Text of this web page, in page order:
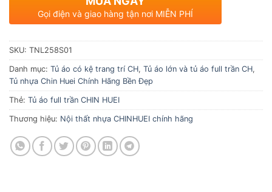
Gọi điện và giao hàng tận nơi MIỄN PHÍ
SKU: TNL258S01
Danh mục: Tủ áo có kệ trang trí CH, Tủ áo lớn và tủ áo full trần CH,
Tủ nhựa Chin Huei Chính Hãng Bền Đẹp
Thẻ: Tủ áo full trần CHIN HUEI
Thương hiệu: Nội thất nhựa CHINHUEI chính hãng